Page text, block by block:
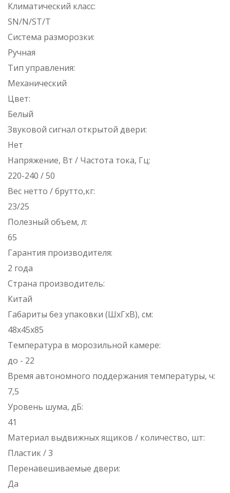
Климатический класс:
SN/N/ST/T
Система разморозки:
Ручная
Тип управления:
Механический
Цвет:
Белый
Звуковой сигнал открытой двери:
Нет
Напряжение, Вт / Частота тока, Гц:
220-240 / 50
Вес нетто / брутто,кг:
23/25
Полезный объем, л:
65
Гарантия производителя:
2 года
Страна производитель:
Китай
Габариты без упаковки (ШxГxВ), см:
48x45x85
Температура в морозильной камере:
до - 22
Время автономного поддержания температуры, ч:
7,5
Уровень шума, дБ:
41
Материал выдвижных ящиков / количество, шт:
Пластик / 3
Перенавешиваемые двери:
Да